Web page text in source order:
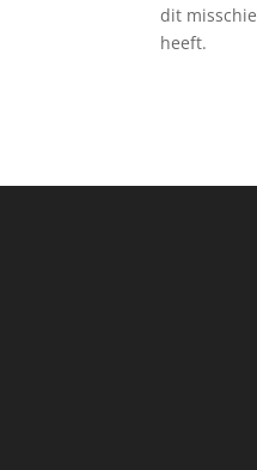
dit
heeft.